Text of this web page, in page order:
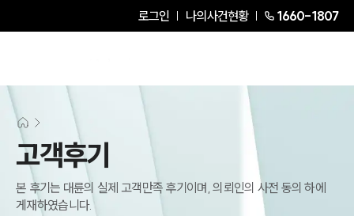
로그인 나의사건현황 1660-1807
고객후기
본 후기는 대륜의 실제 고객만족 후기이며, 의뢰인의 사전 동의 하에
게재하였습니다.